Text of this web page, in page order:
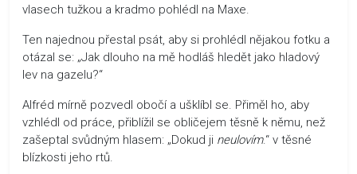
vlasech tužkou a kradmo pohlédl na Maxe.
Ten najednou přestal psát, aby si prohlédl nějakou fotku a
otázal se: „Jak dlouho na mě hodláš hledět jako hladový
lev na gazelu?“
Alfréd mírně pozvedl obočí a ušklíbl se. Přiměl ho, aby
vzhlédl od práce, přiblížil se obličejem těsně k němu, než
zašeptal svůdným hlasem: „Dokud ji neulovím.“ v těsné
blízkosti jeho rtů.